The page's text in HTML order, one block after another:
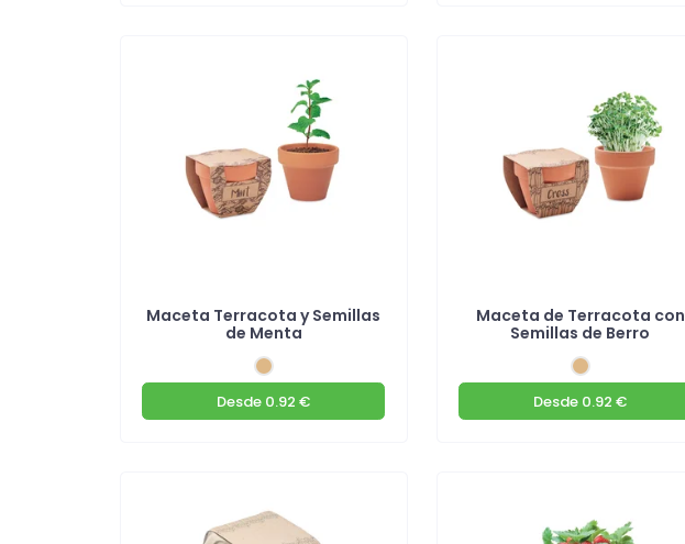
Maceta Terracota y Semillas
de Menta
Desde 0.92 €
Maceta de Terracota con
Semillas de Berro
Desde 0.92 €